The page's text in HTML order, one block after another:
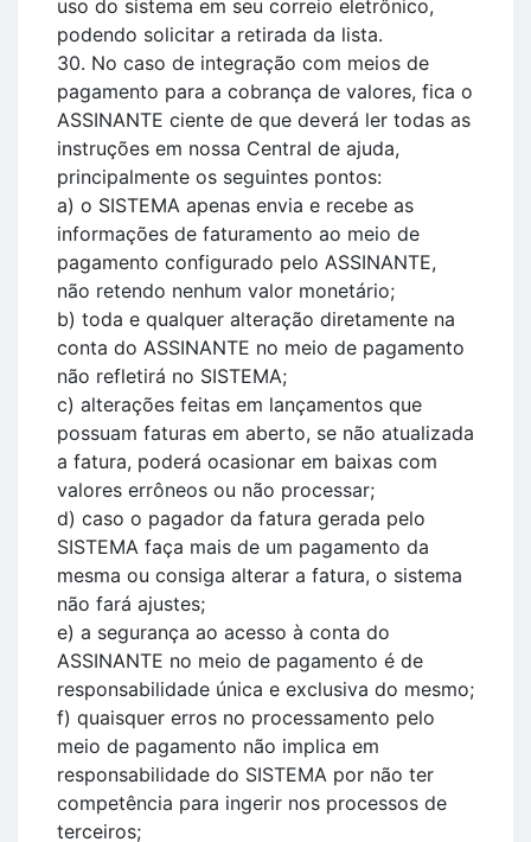
uso do sistema em seu correio eletrônico,
podendo solicitar a retirada da lista.
30. No caso de integração com meios de
pagamento para a cobrança de valores, fica o
ASSINANTE ciente de que deverá ler todas as
instruções em nossa Central de ajuda,
principalmente os seguintes pontos:
a) o SISTEMA apenas envia e recebe as
informações de faturamento ao meio de
pagamento configurado pelo ASSINANTE,
não retendo nenhum valor monetário;
b) toda e qualquer alteração diretamente na
conta do ASSINANTE no meio de pagamento
não refletirá no SISTEMA;
c) alterações feitas em lançamentos que
possuam faturas em aberto, se não atualizada
a fatura, poderá ocasionar em baixas com
valores errôneos ou não processar;
d) caso o pagador da fatura gerada pelo
SISTEMA faça mais de um pagamento da
mesma ou consiga alterar a fatura, o sistema
não fará ajustes;
e) a segurança ao acesso à conta do
ASSINANTE no meio de pagamento é de
responsabilidade única e exclusiva do mesmo;
f) quaisquer erros no processamento pelo
meio de pagamento não implica em
responsabilidade do SISTEMA por não ter
competência para ingerir nos processos de
terceiros;